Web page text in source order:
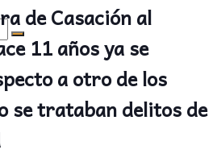
de Casación al
11 años ya se
a otro de los
se trataban delitos de